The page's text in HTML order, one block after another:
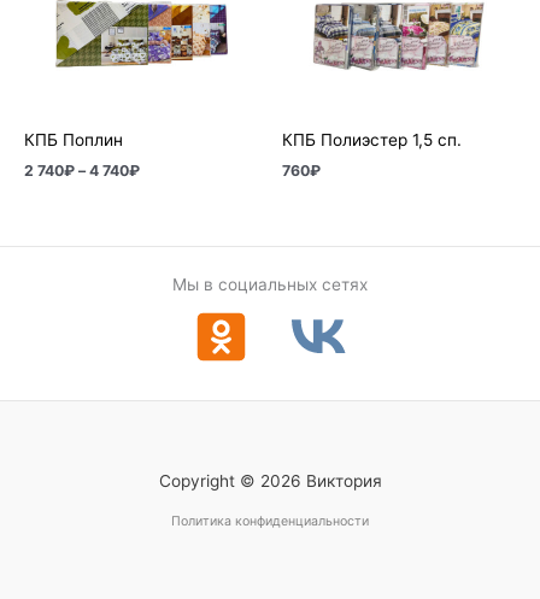
КПБ Поплин
2 740₽ – 4 740₽
740₽
–
4
740₽
КПБ Полиэстер 1,5 сп.
760₽
Мы в социальных сетях
Copyright © 2026 Виктория
Политика конфиденциальности